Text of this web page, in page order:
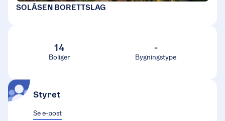
SOLÅSEN BORETTSLAG
14
Boliger
-
Bygningstype
Styret
Se e-post